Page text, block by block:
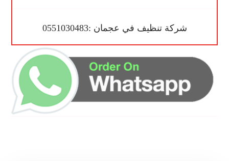
شركة تنظيف في عجمان :0551030483